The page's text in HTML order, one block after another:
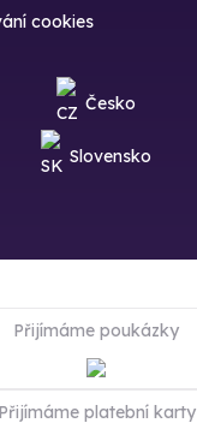
cookies
Česko
Slovensko
Přijímáme poukázky
Přijímáme platební karty